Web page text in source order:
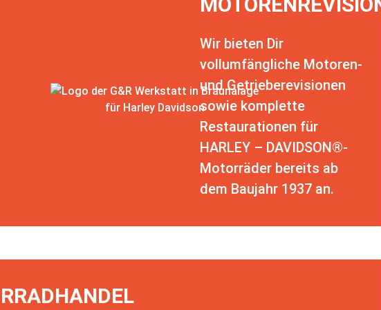
Wir bieten Dir
vollumfängliche Motoren-
und Getrieberevisionen
sowie komplette
Restaurationen für
HARLEY – DAVIDSON®-
Motorräder bereits ab
dem Baujahr 1937 an.